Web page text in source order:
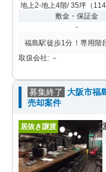
地上2-地上4階/ 35坪（
敷金・保証金
-
福島駅徒歩1分！専用階
取扱会社: －
募集終了
大阪市福
売却案件
居抜き譲渡